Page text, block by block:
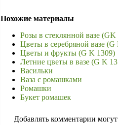
Похожие материалы
Розы в стеклянной вазе (GK
Цветы в серебряной вазе (G
Цветы и фрукты (G K 1309)
Летние цветы в вазе (G K
Васильки
Ваза с ромашками
Ромашки
Букет ромашек
Добавлять комментарии